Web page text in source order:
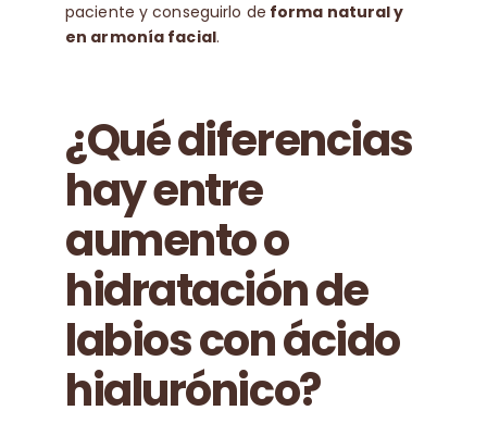
paciente y conseguirlo de forma natural y
en armonía facial.
¿Qué diferencias
hay entre
aumento o
hidratación de
labios con ácido
hialurónico?